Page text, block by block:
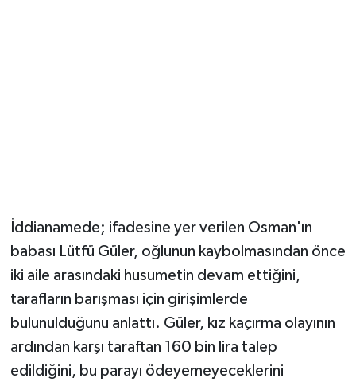
İddianamede; ifadesine yer verilen Osman'ın
babası Lütfü Güler, oğlunun kaybolmasından önce
iki aile arasındaki husumetin devam ettiğini,
tarafların barışması için girişimlerde
bulunulduğunu anlattı. Güler, kız kaçırma olayının
ardından karşı taraftan 160 bin lira talep
edildiğini, bu parayı ödeyemeyeceklerini